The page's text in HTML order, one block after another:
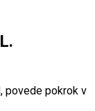
povede pokrok v